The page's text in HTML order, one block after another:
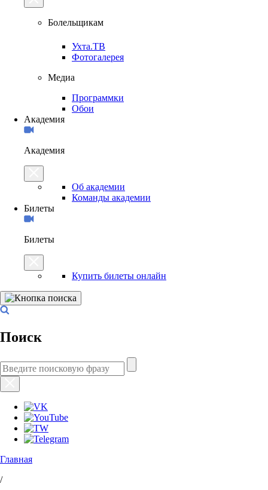
Болельщикам
Ухта.ТВ
Фотогалерея
Медиа
Программки
Обои
Академия
Академия
Об академии
Команды академии
Билеты
Билеты
Купить билеты онлайн
Поиск
Главная
/